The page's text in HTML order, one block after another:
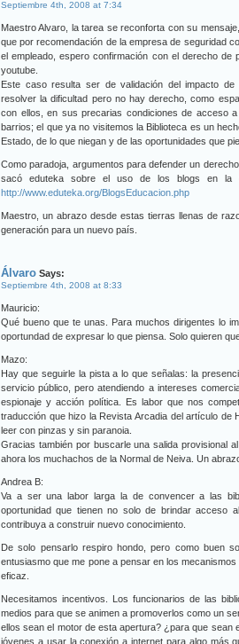
Septiembre 4th, 2008 at 7:34
Maestro Alvaro, la tarea se reconforta con su
que por recomendación de la empresa de seguridad
el empleado, espero confirmación con el derecho
youtube.
Este caso resulta ser de validación del impacto
resolver la dificultad pero no hay derecho, como
con ellos, en sus precarias condiciones de acceso
barrios; el que ya no visitemos la Biblioteca es un
Estado, de lo que niegan y de las oportunidades que
Como paradoja, argumentos para defender un
sacó eduteka sobre el uso de los blogs en la
http://www.eduteka.org/BlogsEducacion.php
Maestro, un abrazo desde estas tierras llenas de
generación para un nuevo país.
Álvaro Says:
Septiembre 4th, 2008 at 8:33
Mauricio:
Qué bueno que te unas. Para muchos dirigentes lo
oportundad de expresar lo que piensa. Solo quieren
Mazo:
Hay que seguirle la pista a lo que señalas: la
servicio público, pero atendiendo a intereses
espionaje y acción política. Es labor que nos
traducción que hizo la Revista Arcadia del artículo de
leer con pinzas y sin paranoia.
Gracias también por buscarle una salida provisional
ahora los muchachos de la Normal de Neiva. Un
Andrea B:
Va a ser una labor larga la de convencer a las
oportunidad que tienen no solo de brindar acceso
contribuya a construir nuevo conocimiento.
De solo pensarlo respiro hondo, pero como buen
entusiasmo que me pone a pensar en los
eficaz.
Necesitamos incentivos. Los funcionarios de las
medios para que se animen a promoverlos como un
ellos sean el motor de esta apertura? ¿para que sean
jóvenes a usar la conexión a internet para algo más